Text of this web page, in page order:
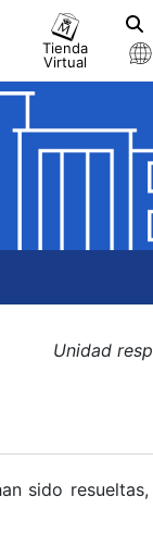
Tienda
Virtual
Unidad
sido